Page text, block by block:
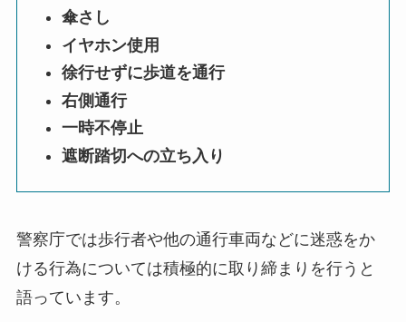
傘さし
イヤホン使用
徐行せずに歩道を通行
右側通行
一時不停止
遮断踏切への立ち入り
警察庁では歩行者や他の通行車両などに迷惑をか
ける行為については積極的に取り締まりを行うと
語っています。